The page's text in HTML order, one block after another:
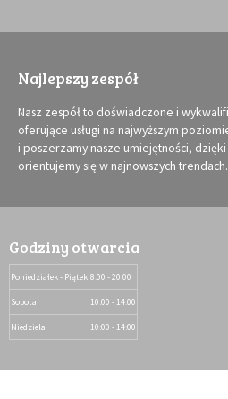
Najlepszy zespół
Nasz zespół to doświadczone i
oferujące usługi na najwyższym
i poszerzamy nasze umiejętności,
orientujemy się w najnowszych trendach.
Godziny otwarcia
Poniedziałek - Piątek 8:00 - 20:00
Sobota 10:00 - 14:00
Niedziela 10:00 - 14:00